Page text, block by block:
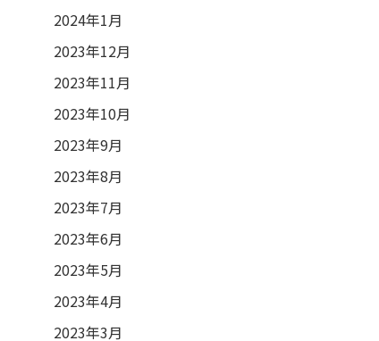
2024年1月
2023年12月
2023年11月
2023年10月
2023年9月
2023年8月
2023年7月
2023年6月
2023年5月
2023年4月
2023年3月